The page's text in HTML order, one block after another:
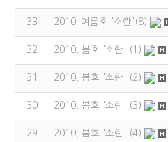
33 2010. 여름호 '소란'(8)
32 2010, 봄호 '소란' (1)
31 2010, 봄호 '소란' (2)
30 2010, 봄호 '소란' (3)
29 2010, 봄호 '소란' (4)